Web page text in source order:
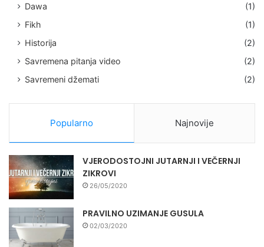
Dawa
(1)
Fikh
(1)
Historija
(2)
Savremena pitanja video
(2)
Savremeni džemati
(2)
Popularno Najnovije
VJERODOSTOJNI JUTARNJI I VEČERNJI
ZIKROVI
26/05/2020
PRAVILNO UZIMANJE GUSULA
02/03/2020